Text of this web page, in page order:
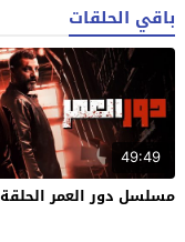
باقي الحلقات
49:49
مسلسل دور العمر الحلقة 1